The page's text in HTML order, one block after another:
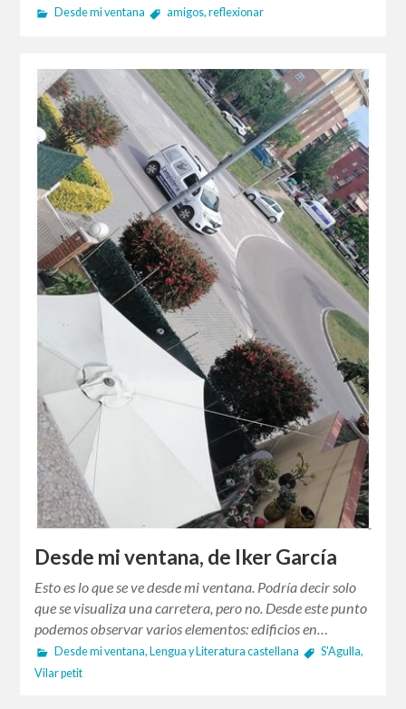
Desde mi ventana amigos, reflexionar
Desde mi ventana, de Iker García
Esto es lo que se ve desde mi ventana. Podría decir solo
que se visualiza una carretera, pero no. Desde este punto
podemos observar varios elementos: edificios en…
Desde mi ventana, Lengua y Literatura castellana S'Agulla,
Vilar petit